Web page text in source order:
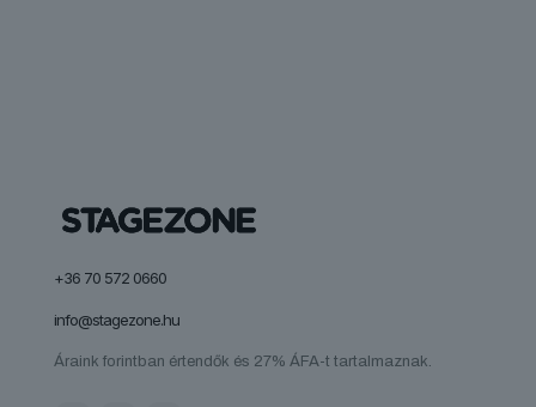
+36 70 572 0660
info@stagezone.hu
Áraink forintban értendők és 27% ÁFA-t tartalmaznak.